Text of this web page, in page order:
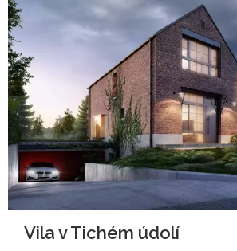
Vila v Tichém údolí